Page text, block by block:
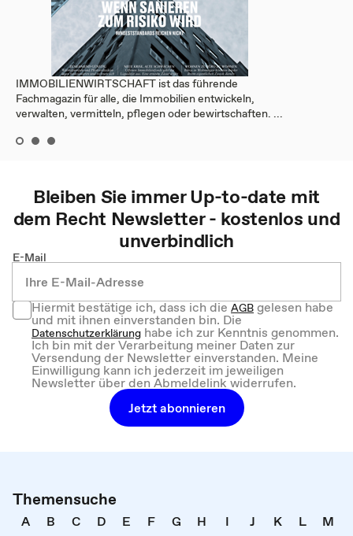
IMMOBILIENWIRTSCHAFT ist das führende
Fachmagazin für alle, die Immobilien entwickeln,
verwalten, vermitteln, pflegen oder bewirtschaften. ...
Bleiben Sie immer Up-to-date mit
dem Recht Newsletter - kostenlos und
unverbindlich
E-Mail
Hiermit bestätige ich, dass ich dieAGBgelesen habe
und mit ihnen einverstanden bin. Die
Datenschutzerklärung habe ich zur Kenntnis genommen.
Ich bin mit der Verarbeitung meiner Daten zur
Versendung der Newsletter einverstanden. Meine
Einwilligung kann ich jederzeit im jeweiligen
Newsletter über den Abmeldelink widerrufen.
Jetzt abonnieren
Themensuche
A B C D E F G H I J K L
M